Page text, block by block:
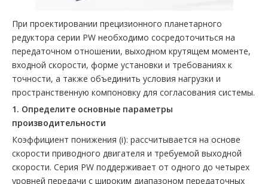
При проектировании прецизионного планетарного
редуктора серии PW необходимо сосредоточиться на
передаточном отношении, выходном крутящем моменте,
входной скорости, форме установки и требованиях к
точности, а также объединить условия нагрузки и
пространственную компоновку для согласования системы.
1. Определите основные параметры
производительности
‌Коэффициент понижения (i)‌: рассчитывается на основе
скорости приводного двигателя и требуемой выходной
скорости. Серия PW поддерживает от одного до четырех
уровней передачи с широким диапазоном передаточных